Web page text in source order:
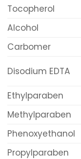
Tocopherol
Alcohol
Carbomer
Disodium EDTA
Ethylparaben
Methylparaben
Phenoxyethanol
Propylparaben